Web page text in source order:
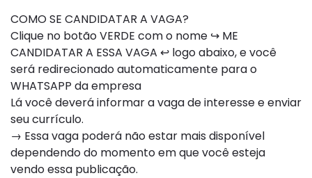
COMO SE CANDIDATAR A VAGA?
Clique no botão VERDE com o nome ↪ ME
CANDIDATAR A ESSA VAGA ↩ logo abaixo, e você
será redirecionado automaticamente para o
WHATSAPP da empresa
Lá você deverá informar a vaga de interesse e enviar
seu currículo.
→ Essa vaga poderá não estar mais disponível
dependendo do momento em que você esteja
vendo essa publicação.